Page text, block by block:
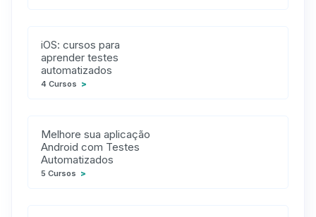
iOS: cursos para
aprender testes
automatizados
4 Cursos >
Melhore sua aplicação
Android com Testes
Automatizados
5 Cursos >